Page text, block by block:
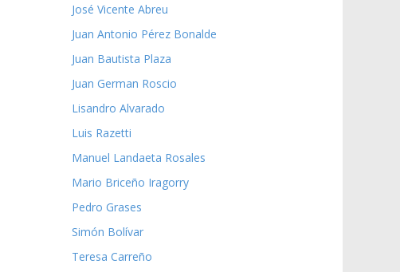
José Vicente Abreu
Juan Antonio Pérez Bonalde
Juan Bautista Plaza
Juan German Roscio
Lisandro Alvarado
Luis Razetti
Manuel Landaeta Rosales
Mario Briceño Iragorry
Pedro Grases
Simón Bolívar
Teresa Carreño